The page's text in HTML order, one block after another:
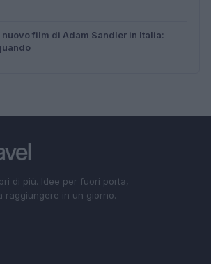
film di Adam Sandler in Italia:
di più. Idee per fuori porta,
raggiungere in un giorno.